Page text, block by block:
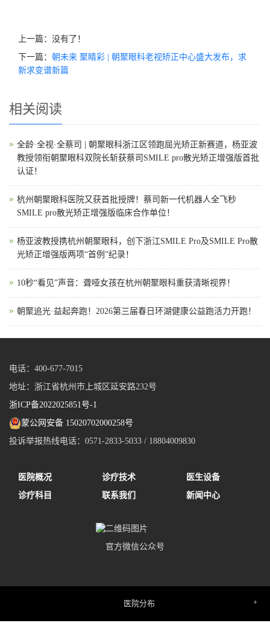
上一篇：没有了！
下一篇： 朝未来 聚睛彩 | 朝聚眼科老视矫正中心盛大发布，求
新求变谱新篇
相关阅读
全龄·全视·全蔡司 | 朝聚眼科浙江区领跑屈光矫正新赛道，杨亚波
教授领衔朝聚眼科双院长斩获蔡司SMILE pro散光矫正增强版首批
认证！
杭州朝聚眼科医院又获首批授牌！蔡司新一代机器人全飞秒
SMILE pro散光矫正增强版临床合作单位！
杨亚波教授携杭州朝聚眼科，创下浙江SMILE Pro及SMILE Pro散
光矫正增强版两项“首例”纪录！
10秒“看见”声音：聋哑女孩在杭州朝聚眼科重获清晰视界！
朝聚追光·益起奔跑！2026第三届春日环湖健康公益跑活力开跑！
电话：400-677-7015
地址：浙江省杭州市上城区延安路232号
浙ICP备2022025851号-1
蒙公网安备 15020702000258号
投诉举报热线电话：0571-2833-5033 / 18804009830
医院概况 诊疗技术
医生设备
诊疗科目
联系我们 新闻中心
官方微信公众号
医院分布